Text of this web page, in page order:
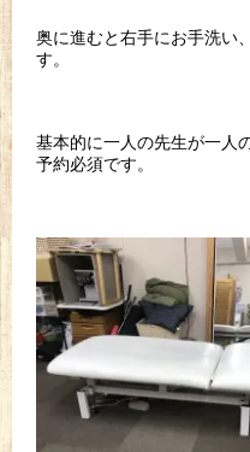
奥に進むと右手にお手洗い
す。
基本的に一人の先生が一人
予約必須です。